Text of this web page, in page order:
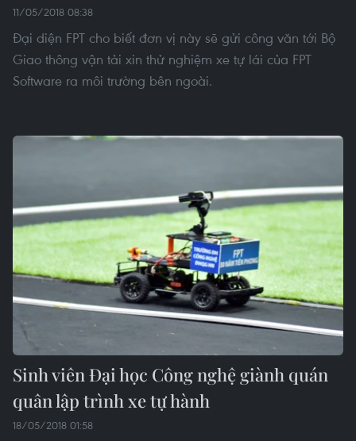
11/05/2018 08:38
Đại diện FPT cho biết đơn vị này sẽ gửi công văn tới Bộ
Giao thông vận tải xin thử nghiệm xe tự lái của FPT
Software ra môi trường bên ngoài.
Sinh viên Đại học Công nghệ giành quán
quân lập trình xe tự hành
18/05/2018 01:58